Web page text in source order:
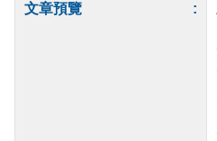
文章預覽 :